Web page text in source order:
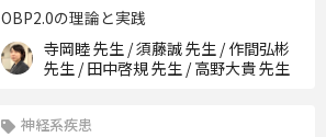
OBP2.0の理論と実践
寺岡睦 先生 / 須藤誠 先生 / 作間弘彬
先生 / 田中啓規 先生 / 高野大貴 先生
神経系疾患